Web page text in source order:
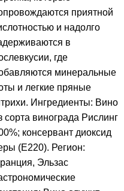
приятной
и надолго
в
где
минеральные
и легкие пряные
Ингредиенты: Вино
сорта винограда Рислинг
консервант диоксид
(Е220). Регион:
Эльзас